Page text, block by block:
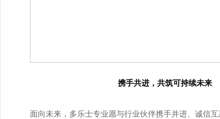
携手共进，共筑可持续未来
面向未来，多乐士专业愿与行业伙伴携手并进、诚信